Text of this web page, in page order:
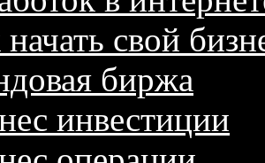
свой
биржа
инвестиции